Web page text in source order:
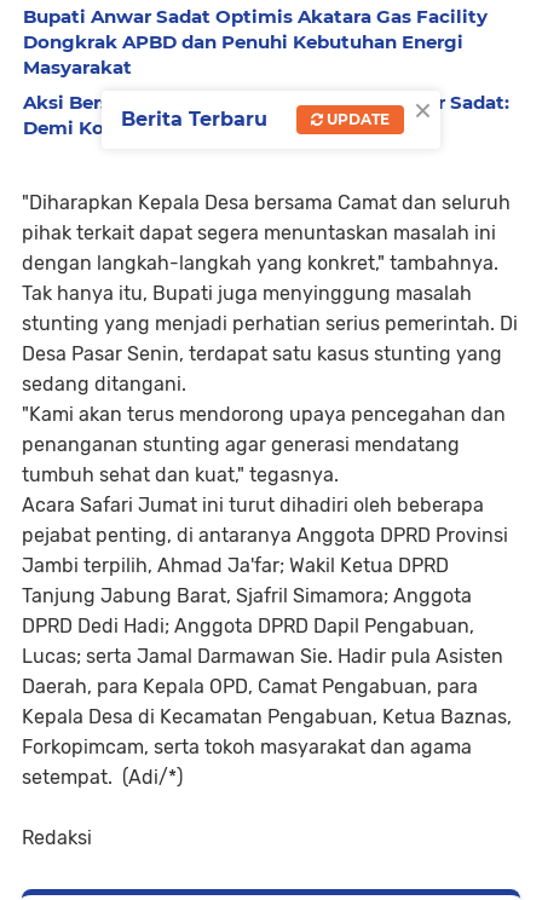
Bupati Anwar Sadat Optimis Akatara Gas Facility
Dongkrak APBD dan Penuhi Kebutuhan Energi
Masyarakat
Aksi Bersih-Bersih Malam Hari, Bupati Anwar Sadat:
Demi Kota yang Sehat dan Bebas Banjir
"Diharapkan Kepala Desa bersama Camat dan seluruh
pihak terkait dapat segera menuntaskan masalah ini
dengan langkah-langkah yang konkret," tambahnya.
Tak hanya itu, Bupati juga menyinggung masalah
stunting yang menjadi perhatian serius pemerintah. Di
Desa Pasar Senin, terdapat satu kasus stunting yang
sedang ditangani.
"Kami akan terus mendorong upaya pencegahan dan
penanganan stunting agar generasi mendatang
tumbuh sehat dan kuat," tegasnya.
Acara Safari Jumat ini turut dihadiri oleh beberapa
pejabat penting, di antaranya Anggota DPRD Provinsi
Jambi terpilih, Ahmad Ja'far; Wakil Ketua DPRD
Tanjung Jabung Barat, Sjafril Simamora; Anggota
DPRD Dedi Hadi; Anggota DPRD Dapil Pengabuan,
Lucas; serta Jamal Darmawan Sie. Hadir pula Asisten
Daerah, para Kepala OPD, Camat Pengabuan, para
Kepala Desa di Kecamatan Pengabuan, Ketua Baznas,
Forkopimcam, serta tokoh masyarakat dan agama
setempat. (Adi/*)
Redaksi
×
Berita Terbaru UPDATE